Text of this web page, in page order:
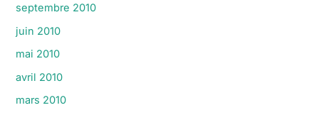
septembre 2010
juin 2010
mai 2010
avril 2010
mars 2010